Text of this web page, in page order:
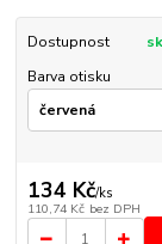
Dostupnost
Barva otisku
134 Kč/ks
110,74 Kč bez DPH